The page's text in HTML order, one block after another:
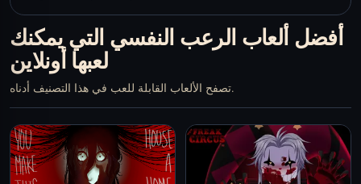
أفضل ألعاب الرعب النفسي التي يمكنك
لعبها أونلاين
تصفح الألعاب القابلة للعب في هذا التصنيف أدناه.